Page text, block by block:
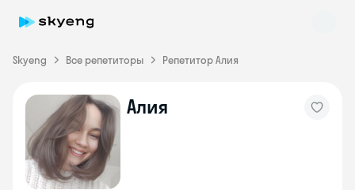
Skyeng Все репетиторы Репетитор Алия
Алия
Skyeng Chat
online